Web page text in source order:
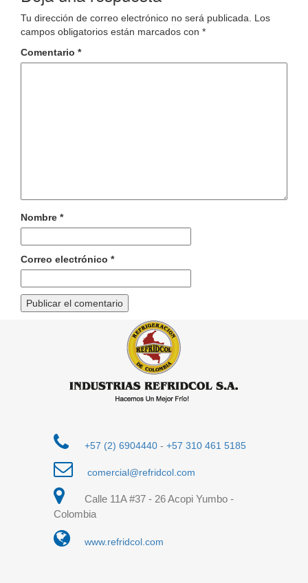
Tu dirección de correo electrónico no será publicada.
Los
campos obligatorios están marcados con *
Comentario *
Nombre *
Correo electrónico *
+57 (2) 6904440- +57 310 461 5185
comercial@refridcol.com
Calle 11A #37 - 26 Acopi Yumbo -
Colombia
www.refridcol.com